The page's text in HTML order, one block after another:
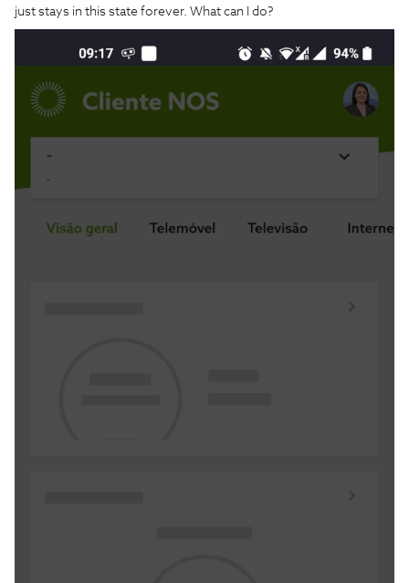
just stays in this state forever. What can I do?